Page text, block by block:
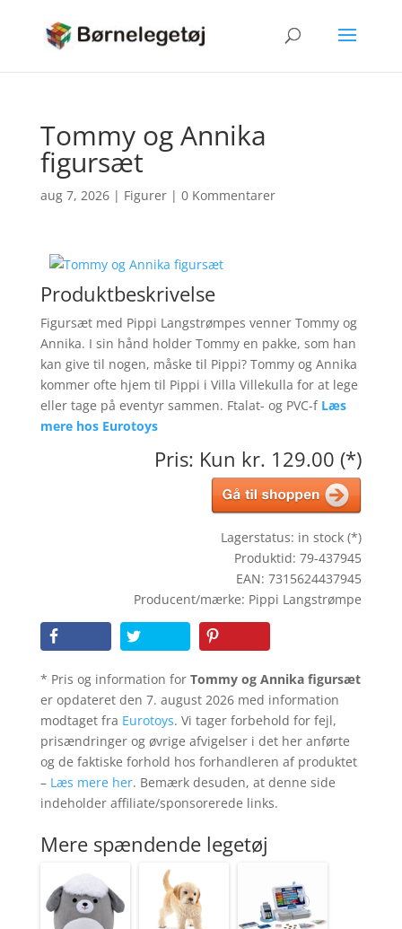
Tommy og Annika
figursæt
aug 7, 2026| Figurer| 0 Kommentarer
Produktbeskrivelse
Figursæt med Pippi Langstrømpes venner Tommy og
Annika. I sin hånd holder Tommy en pakke, som han
kan give til nogen, måske til Pippi? Tommy og Annika
kommer ofte hjem til Pippi i Villa Villekulla for at lege
eller tage på eventyr sammen. Ftalat- og PVC-f Læs
mere hos Eurotoys
Pris: Kun kr. 129.00 (*)
Lagerstatus: in stock (*)
Produktid: 79-437945
EAN: 7315624437945
Producent/mærke: Pippi Langstrømpe
* Pris og information for Tommy og Annika figursæt
er opdateret den 7. august 2026 med information
modtaget fra Eurotoys. Vi tager forbehold for fejl,
prisændringer og øvrige afvigelser i det her anførte
og de faktiske forhold hos forhandleren af produktet
– Læs mere her. Bemærk desuden, at denne side
indeholder affiliate/sponsorerede links.
Mere spændende legetøj